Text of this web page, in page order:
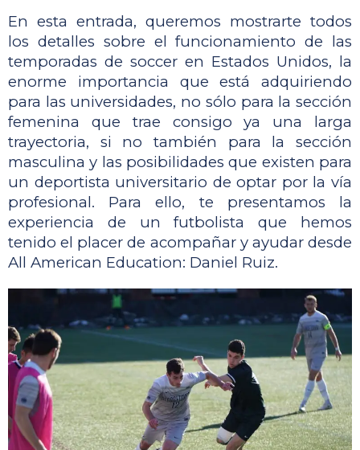
En esta entrada, queremos mostrarte todos
los detalles sobre el funcionamiento de las
temporadas de soccer en Estados Unidos, la
enorme importancia que está adquiriendo
para las universidades, no sólo para la sección
femenina que trae consigo ya una larga
trayectoria, si no también para la sección
masculina y las posibilidades que existen para
un deportista universitario de optar por la vía
profesional. Para ello, te presentamos la
experiencia de un futbolista que hemos
tenido el placer de acompañar y ayudar desde
All American Education: Daniel Ruiz.